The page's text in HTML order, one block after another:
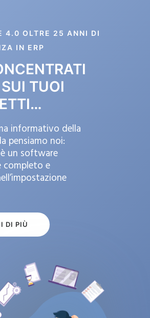
4.0 OLTRE 25 ANNI DI
IN ERP
TUOI
informativo della
pensiamo noi:
un software
completo e
DI PIÙ